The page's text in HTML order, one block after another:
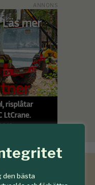
den bästa